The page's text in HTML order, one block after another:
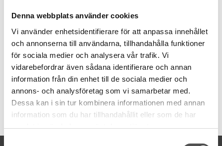
Denna webbplats använder cookies
Vi använder enhetsidentifierare för att anpassa innehållet
och annonserna till användarna, tillhandahålla funktioner
för sociala medier och analysera vår trafik. Vi
vidarebefordrar även sådana identifierare och annan
information från din enhet till de sociala medier och
annons- och analysföretag som vi samarbetar med.
Dessa kan i sin tur kombinera informationen med annan
information som du har tillhandahållit eller som de har
samlat in när du har använt deras tjänster.
pressarfot. Kan även användas i alla material! Annars använd en
svävande pressarfot som R-foten eller en annan pressarfot för
svävande inställning.
Passar för maskingrupp 8-9
Kontrollera maskingrupp>>
Artikelnummer: